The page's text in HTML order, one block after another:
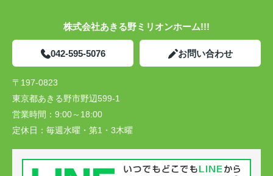
株式会社あきる野ミリオンホーム!!!
042-595-5076 お問い合わせ
〒197-0823
東京都あきる野市野辺599-1
営業時間： 9:00～18:00
定休日： 毎週水曜・第1・3木曜